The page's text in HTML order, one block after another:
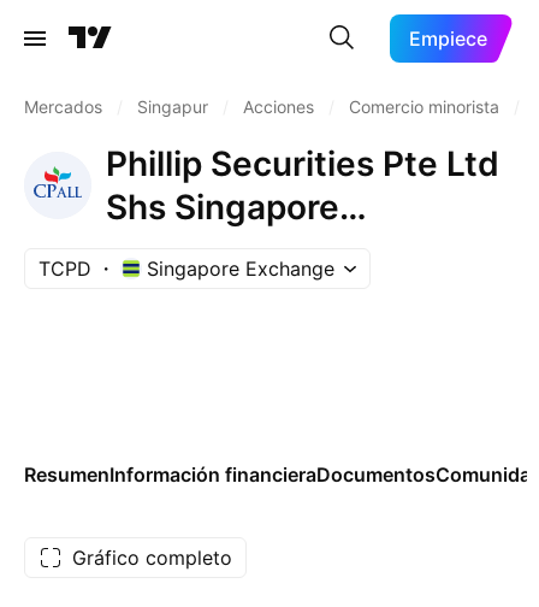
Empiece
Mercados Singapur Acciones Comercio minorista
Phillip Securities Pte Ltd
Shs Singapore
Depositary Receipt Repr
1 NDVR
TCPD Singapore Exchange
ResumenInformación financieraDocumentos
Gráfico completo